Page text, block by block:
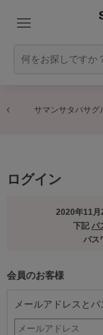
サマンサタバサグ
ログイン
2020年11月
下記パ
パス
会員のお客様
メールアドレスと